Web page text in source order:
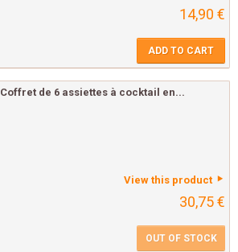
14,90 €
ADD TO CART
Coffret de 6 assiettes à cocktail en...
View this product
30,75 €
OUT OF STOCK